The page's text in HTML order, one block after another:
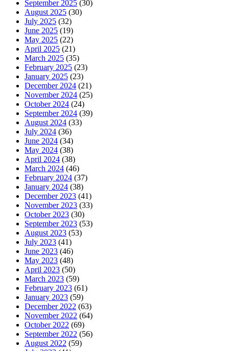
September 2025 (30)
August 2025 (30)
July 2025 (32)
June 2025 (19)
May 2025 (22)
April 2025 (21)
March 2025 (35)
February 2025 (23)
January 2025 (23)
December 2024 (21)
November 2024 (25)
October 2024 (24)
September 2024 (39)
August 2024 (33)
July 2024 (36)
June 2024 (34)
May 2024 (38)
April 2024 (38)
March 2024 (46)
February 2024 (37)
January 2024 (38)
December 2023 (41)
November 2023 (33)
October 2023 (30)
September 2023 (53)
August 2023 (53)
July 2023 (41)
June 2023 (46)
May 2023 (48)
April 2023 (50)
March 2023 (59)
February 2023 (61)
January 2023 (59)
December 2022 (63)
November 2022 (64)
October 2022 (69)
September 2022 (56)
August 2022 (59)